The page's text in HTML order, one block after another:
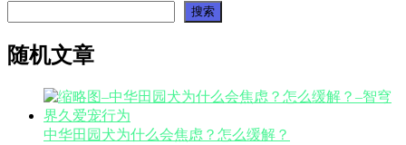
搜索
随机文章
中华田园犬为什么会焦虑？怎么缓解？